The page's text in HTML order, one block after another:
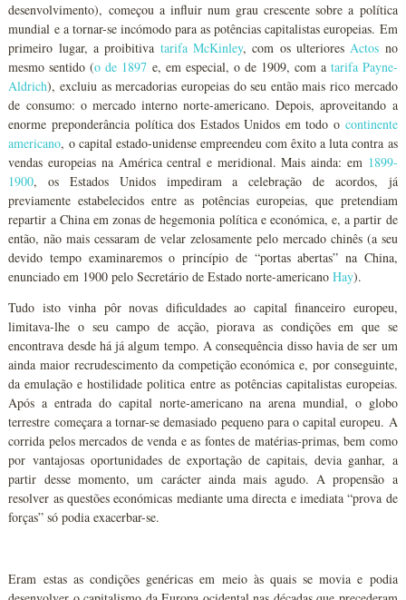
desenvolvimento), começou a influir num grau crescente sobre a política
mundial e a tornar-se incómodo para as potências capitalistas europeias. Em
primeiro lugar, a proibitiva tarifa McKinley, com os ulterioresActos no
mesmo sentido (o de 1897 e, em especial, o de 1909, com a tarifa Payne-
Aldrich), excluiu as mercadorias europeias do seu então mais rico mercado
de consumo: o mercado interno norte-americano. Depois, aproveitando a
enorme preponderância política dos Estados Unidos em todo o continente
americano, o capital estado-unidense empreendeu com êxito a luta contra as
vendas europeias na América central e meridional. Mais ainda: em 1899-
1900, os Estados Unidos impediram a celebração de acordos, já
previamente estabelecidos entre as potências europeias, que pretendiam
repartir a China em zonas de hegemonia política e económica, e, a partir de
então, não mais cessaram de velar zelosamente pelo mercado chinês (a seu
devido tempo examinaremos o princípio de “portas abertas” na China,
enunciado em 1900 pelo Secretário de Estado norte-americanoHay).
Tudo isto vinha pôr novas dificuldades ao capital financeiro europeu,
limitava-lhe o seu campo de acção, piorava as condições em que se
encontrava desde há já algum tempo. A consequência disso havia de ser um
ainda maior recrudescimento da competição económica e, por conseguinte,
da emulação e hostilidade politica entre as potências capitalistas europeias.
Após a entrada do capital norte-americano na arena mundial, o globo
terrestre começara a tornar-se demasiado pequeno para o capital europeu. A
corrida pelos mercados de venda e as fontes de matérias-primas, bem como
por vantajosas oportunidades de exportação de capitais, devia ganhar, a
partir desse momento, um carácter ainda mais agudo. A propensão a
resolver as questões económicas mediante uma directa e imediata “prova de
forças” só podia exacerbar-se.
Eram estas as condições genéricas em meio às quais se movia e podia